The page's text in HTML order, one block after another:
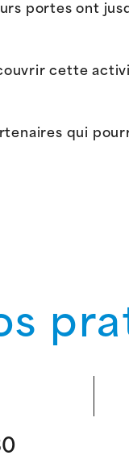
portes ont
cette
qui